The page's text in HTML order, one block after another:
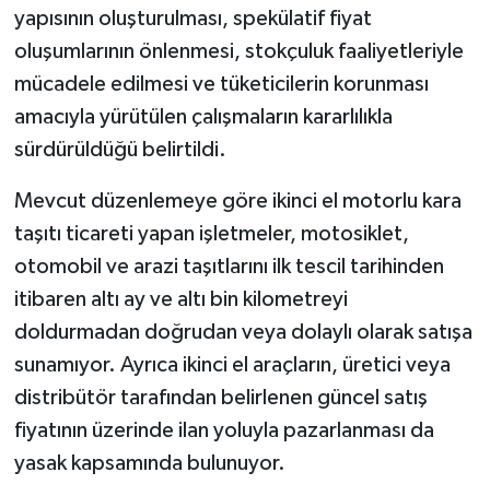
yapısının oluşturulması, spekülatif fiyat
oluşumlarının önlenmesi, stokçuluk faaliyetleriyle
mücadele edilmesi ve tüketicilerin korunması
amacıyla yürütülen çalışmaların kararlılıkla
sürdürüldüğü belirtildi.
Mevcut düzenlemeye göre ikinci el motorlu kara
taşıtı ticareti yapan işletmeler, motosiklet,
otomobil ve arazi taşıtlarını ilk tescil tarihinden
itibaren altı ay ve altı bin kilometreyi
doldurmadan doğrudan veya dolaylı olarak satışa
sunamıyor. Ayrıca ikinci el araçların, üretici veya
distribütör tarafından belirlenen güncel satış
fiyatının üzerinde ilan yoluyla pazarlanması da
yasak kapsamında bulunuyor.